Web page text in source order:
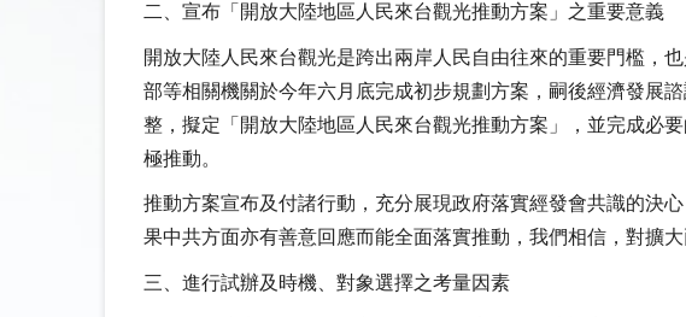
二、宣布「開放大陸地區人民來台觀光推動方案」之重要意義
開放大陸人民來台觀光是跨出兩岸人民自由往來的重要門檻，
部等相關機關於今年六月底完成初步規劃方案，嗣後經濟發展
整，擬定「開放大陸地區人民來台觀光推動方案」，並完成必
極推動。
推動方案宣布及付諸行動，充分展現政府落實經發會共識的決
果中共方面亦有善意回應而能全面落實推動，我們相信，對擴
三、進行試辦及時機、對象選擇之考量因素